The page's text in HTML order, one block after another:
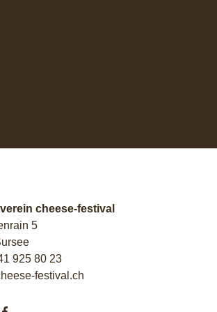
cheese-festival
5
925 80 23
festival.ch